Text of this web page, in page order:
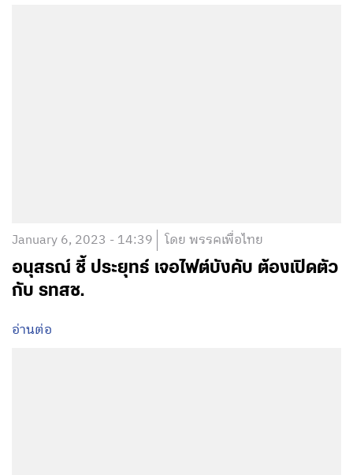
January 6, 2023 - 14:39 โดย พรรคเพื่อไทย
อนุสรณ์ ชี้ ประยุทธ์ เจอไฟต์บังคับ ต้องเปิดตัว
กับ รทสช.
อ่านต่อ